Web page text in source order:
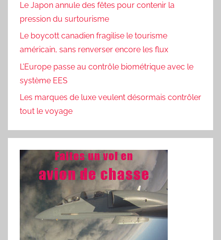
Le Japon annule des fêtes pour contenir la
pression du surtourisme
Le boycott canadien fragilise le tourisme
américain, sans renverser encore les flux
L’Europe passe au contrôle biométrique avec le
système EES
Les marques de luxe veulent désormais contrôler
tout le voyage